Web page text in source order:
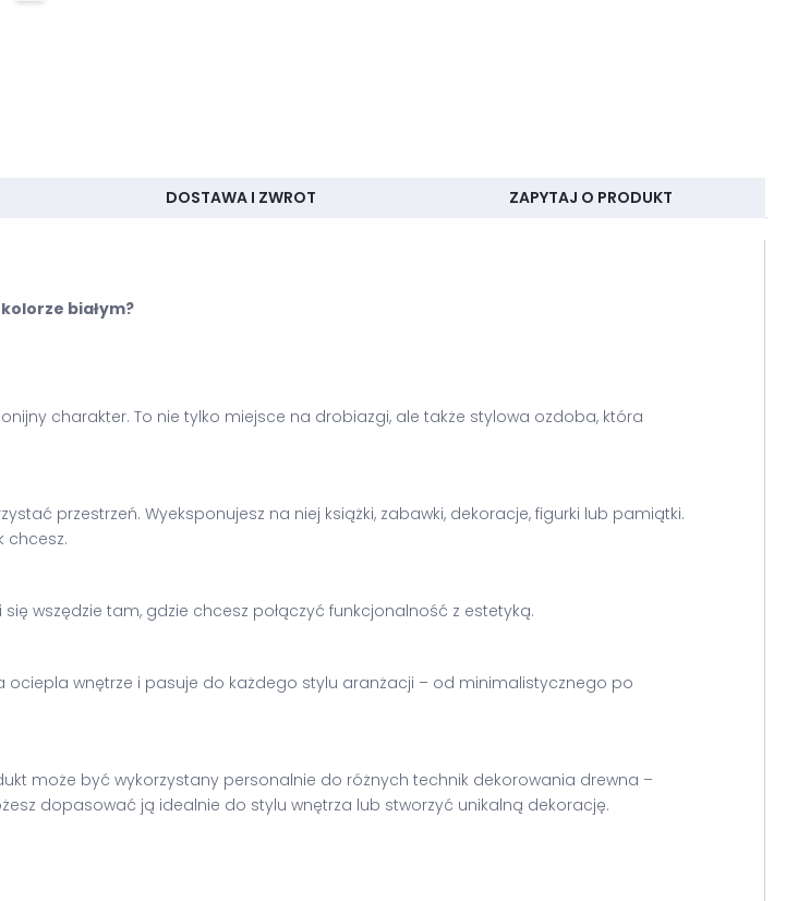
DOSTAWA I ZWROT ZAPYTAJ O PRODUKT
białym?
charakter. To nie tylko miejsce na drobiazgi, ale także stylowa ozdoba, która
przestrzeń. Wyeksponujesz na niej książki, zabawki, dekoracje, figurki lub pamiątki.
chcesz.
wszędzie tam, gdzie chcesz połączyć funkcjonalność z estetyką.
wnętrze i pasuje do każdego stylu aranżacji – od minimalistycznego po
może być wykorzystany personalnie do różnych technik dekorowania drewna –
dopasować ją idealnie do stylu wnętrza lub stworzyć unikalną dekorację.